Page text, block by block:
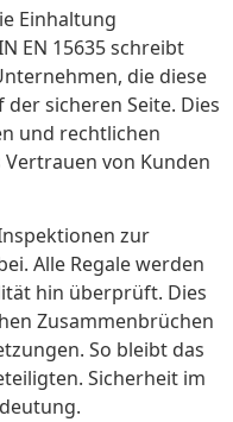
Einhaltung
EN 15635 schreibt
die diese
sicheren Seite. Dies
und rechtlichen
von Kunden
zur
Alle Regale werden
hin überprüft. Dies
Zusammenbrüchen
So bleibt das
Sicherheit im